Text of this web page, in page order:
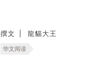
撰文 龍貓大王
华文阅读